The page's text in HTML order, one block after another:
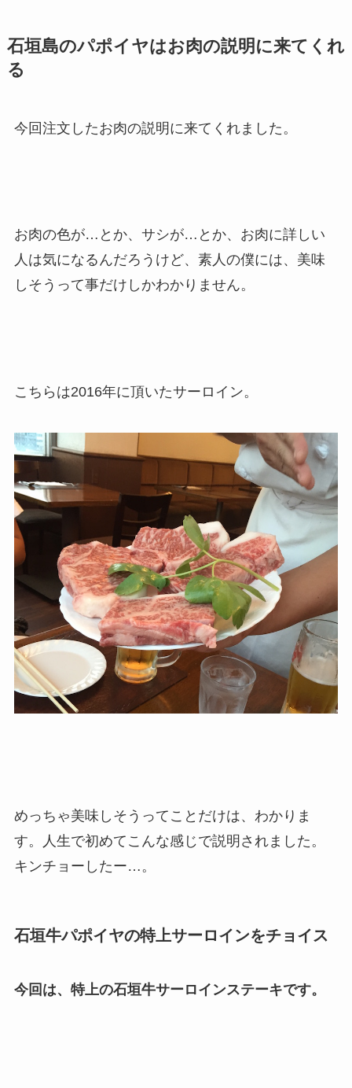
石垣島のパポイヤはお肉の説明に来てくれ
る
今回注文したお肉の説明に来てくれました。
お肉の色が…とか、サシが…とか、お肉に詳しい
人は気になるんだろうけど、素人の僕には、美味
しそうって事だけしかわかりません。
こちらは2016年に頂いたサーロイン。
めっちゃ美味しそうってことだけは、わかりま
す。人生で初めてこんな感じで説明されました。
キンチョーしたー…。
石垣牛パポイヤの特上サーロインをチョイス
今回は、特上の石垣牛サーロインステーキです。